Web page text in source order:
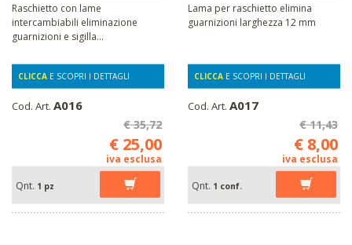
Raschietto con lame
intercambiabili eliminazione
guarnizioni e sigilla...
CLICCA E SCOPRI I DETTAGLI
Cod. Art. A016
€ 35,72
€ 25,00
iva esclusa
Qnt. 1 pz
Lama per raschietto elimina
guarnizioni larghezza 12 mm
CLICCA E SCOPRI I DETTAGLI
Cod. Art. A017
€ 11,43
€ 8,00
iva esclusa
Qnt. 1 conf.